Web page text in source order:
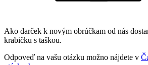
Ako darček k novým obrúčkam od nás
krabičku s taškou.
Odpoveď na vašu otázku možno nájdete v